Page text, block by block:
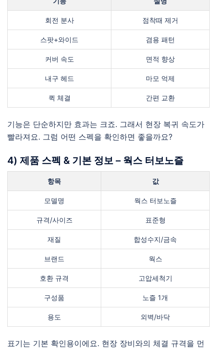
회전 분사 점착때 제거
스팟+와이드 겸용 패턴
커버 속도 면적 향상
내구 헤드 마모 억제
퀵 체결 간편 교환
기능은 단순하지만 효과는 크죠. 그래서 현장 복귀 속도가
빨라져요. 그럼 어떤 스펙을 확인하면 좋을까요?
4) 제품 스펙 & 기본 정보 – 웍스 터보노즐
항목 값
모델명 웍스 터보노즐
규격/사이즈 표준형
재질 합성수지/금속
브랜드 웍스
호환 규격 고압세척기
구성품 노즐 1개
용도 외벽/바닥
표기는 기본 확인용이에요. 현장 장비와의 체결 규격을 먼